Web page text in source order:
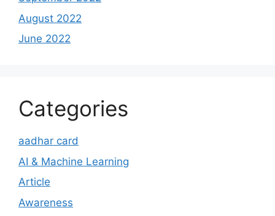
August 2022
June 2022
Categories
aadhar card
AI & Machine Learning
Article
Awareness